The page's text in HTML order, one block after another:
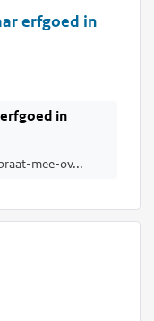
erfgoed in
in
mee-ov...